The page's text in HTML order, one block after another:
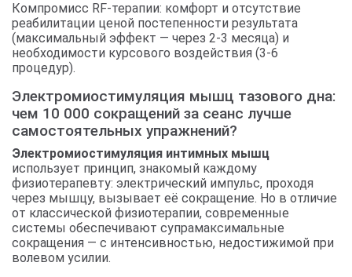
Компромисс RF-терапии: комфорт и отсутствие
реабилитации ценой постепенности результата
(максимальный эффект — через 2-3 месяца) и
необходимости курсового воздействия (3-6
процедур).
Электромиостимуляция мышц тазового дна:
чем 10 000 сокращений за сеанс лучше
самостоятельных упражнений?
Электромиостимуляция интимных мышц
использует принцип, знакомый каждому
физиотерапевту: электрический импульс, проходя
через мышцу, вызывает её сокращение. Но в отличие
от классической физиотерапии, современные
системы обеспечивают супрамаксимальные
сокращения — с интенсивностью, недостижимой при
волевом усилии.